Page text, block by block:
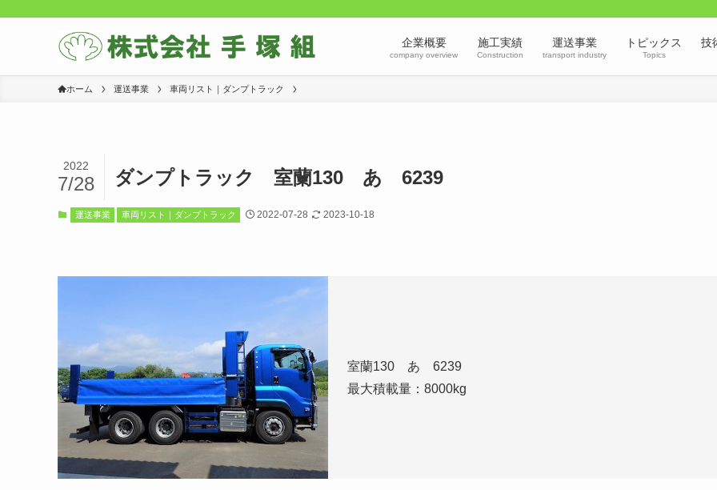
企業概要
company overview
施工実績
Construction
運送事業
transport industry
トピックス
Topics
技
ホーム 運送事業 車両リスト｜ダンプトラック
ダンプトラック 室蘭130 あ 6239
2022
7/28
運送事業 車両リスト｜ダンプトラック 2022-07-28 2023-10-18
室蘭130 あ 6239
最大積載量：8000kg